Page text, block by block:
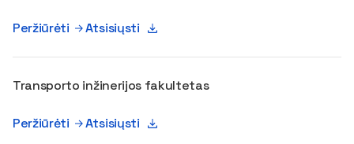
Peržiūrėti Atsisiųsti
Transporto inžinerijos fakultetas
Peržiūrėti Atsisiųsti